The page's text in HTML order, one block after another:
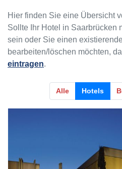
Hier finden Sie eine Übersicht
Sollte Ihr Hotel in Saarbrücken
sein oder Sie einen
bearbeiten/löschen möchten,
eintragen.
Alle Hotels